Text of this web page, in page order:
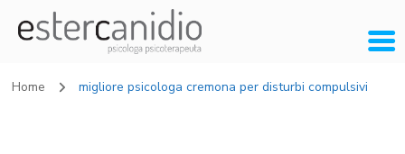
Home migliore psicologa cremona per disturbi compulsivi